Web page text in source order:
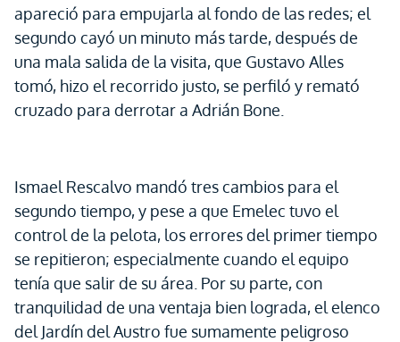
apareció para empujarla al fondo de las redes; el
segundo cayó un minuto más tarde, después de
una mala salida de la visita, que Gustavo Alles
tomó, hizo el recorrido justo, se perfiló y remató
cruzado para derrotar a Adrián Bone.
Ismael Rescalvo mandó tres cambios para el
segundo tiempo, y pese a que Emelec tuvo el
control de la pelota, los errores del primer tiempo
se repitieron; especialmente cuando el equipo
tenía que salir de su área. Por su parte, con
tranquilidad de una ventaja bien lograda, el elenco
del Jardín del Austro fue sumamente peligroso